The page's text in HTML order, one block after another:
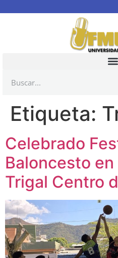
Etiqueta:
Celebrado
Baloncesto
Trigal Centro